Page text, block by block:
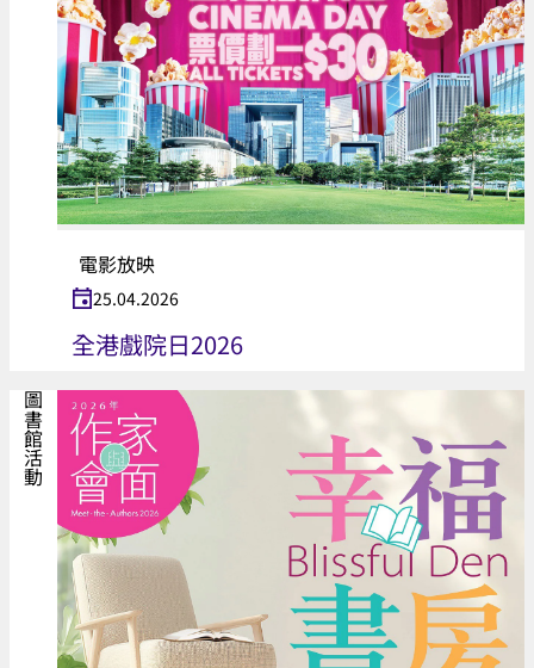
電影放映
25.04.2026
全港戲院日2026
圖書館活動